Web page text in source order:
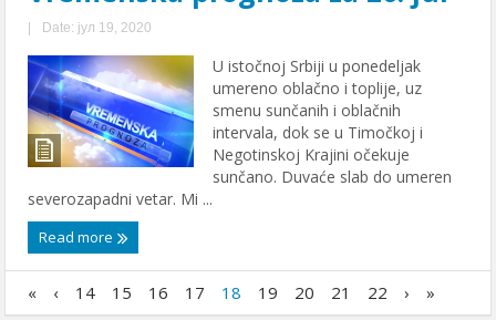
| Date: јул 19, 2020
U istočnoj Srbiji u ponedeljak
umereno oblačno i toplije, uz
smenu sunčanih i oblačnih
intervala, dok se u Timočkoj i
Negotinskoj Krajini očekuje
sunčano. Duvaće slab do umeren
severozapadni vetar. Mi ...
Read more
« ‹ 14 15 16 17 18 19 20 21 22 › »